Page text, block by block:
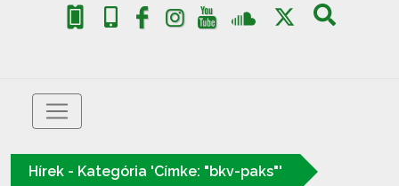
Hírek - Kategória 'Címke: "bkv-paks"'